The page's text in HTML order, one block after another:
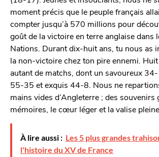
moment précis que le peuple français
compter jusqu’à 570 millions pour
goût de la victoire en terre anglaise dans
Nations. Durant dix-huit ans, tu nous as
la non-victoire chez ton pire ennemi.
autant de matchs, dont un savoureux
55-35 et exquis 44-8. Nous ne
mains vides d’Angleterre ; des souvenirs
mémoires, le cœur léger et la valise pleine.
À lire aussi : Les 5 plus grandes
l'histoire du XV de France